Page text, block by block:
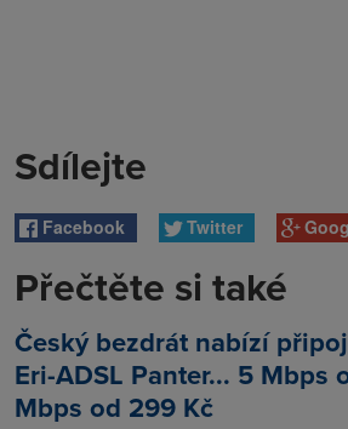
Sdílejte
Facebook Twitter
Přečtěte si také
Český bezdrát nabízí
Eri-ADSL Panter... 5 Mbps
Mbps od 299 Kč